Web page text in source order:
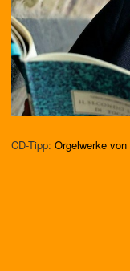
CD-Tipp: Orgelwerke